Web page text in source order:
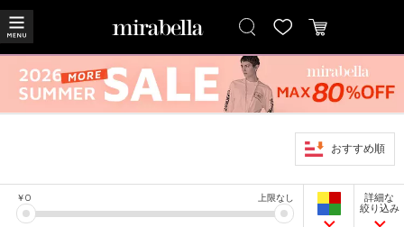
おすすめ順
￥0 上限なし
詳細な
絞り込み